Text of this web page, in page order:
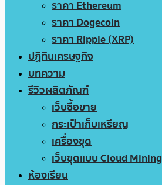
ราคา Ethereum
ราคา Dogecoin
ราคา Ripple (XRP)
ปฏิทินเศรษฐกิจ
บทความ
รีวิวผลิตภัณฑ์
เว็บซื้อขาย
กระเป๋าเก็บเหรียญ
เครื่องขุด
เว็บขุดแบบ Cloud Mining
ห้องเรียน